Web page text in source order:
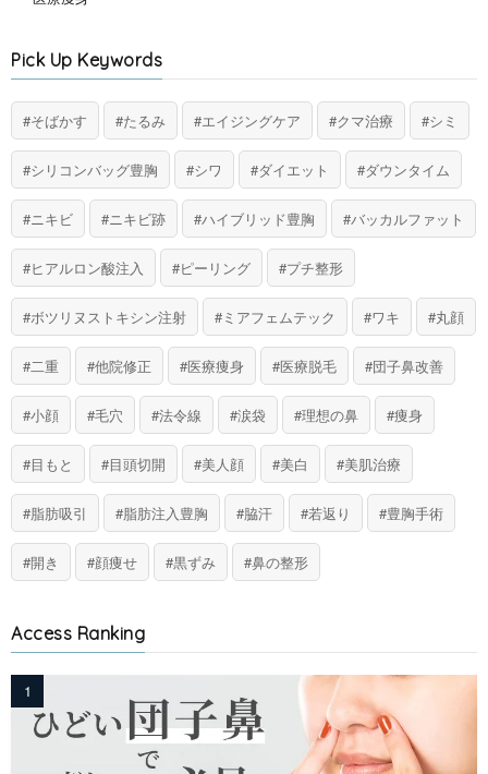
Pick Up Keywords
そばかす たるみ エイジングケア クマ治療 シミ
シリコンバッグ豊胸 シワ ダイエット ダウンタイム
ニキビ ニキビ跡 ハイブリッド豊胸 バッカルファット
ヒアルロン酸注入 ピーリング プチ整形
ボツリヌストキシン注射 ミアフェムテック ワキ 丸顔
二重 他院修正 医療痩身 医療脱毛 団子鼻改善
小顔 毛穴 法令線 涙袋 理想の鼻 痩身
目もと 目頭切開 美人顔 美白 美肌治療
脂肪吸引 脂肪注入豊胸 脇汗 若返り 豊胸手術
開き 顔痩せ 黒ずみ 鼻の整形
Access Ranking